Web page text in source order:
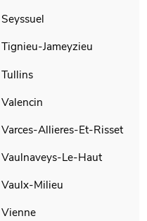
Seyssuel
Tignieu-Jameyzieu
Tullins
Valencin
Varces-Allieres-Et-Risset
Vaulnaveys-Le-Haut
Vaulx-Milieu
Vienne